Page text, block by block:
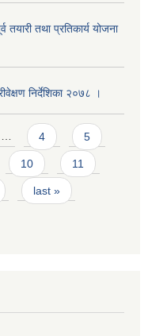
तथा प्रतिकार्य योजना
निर्देशिका २०७८ ।
… 4 5
10 11
last »